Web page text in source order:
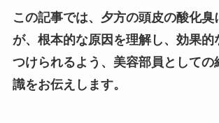
この記事では、夕方の頭皮の酸化臭
が、根本的な原因を理解し、効果的
つけられるよう、美容部員としての
識をお伝えします。